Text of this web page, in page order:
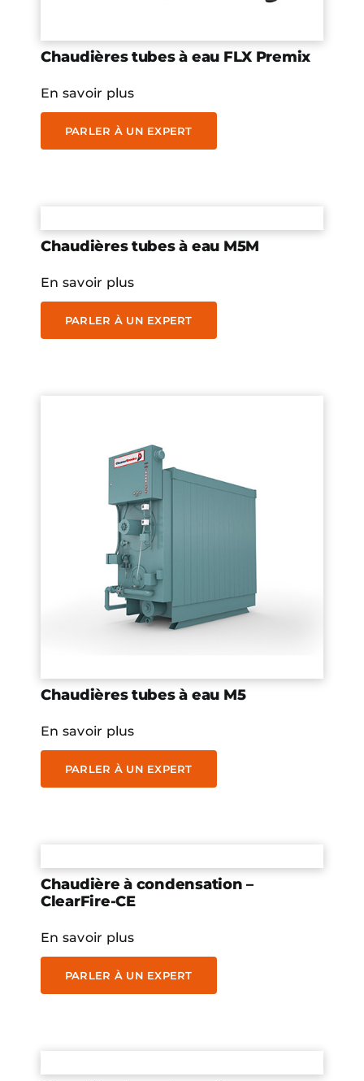
Chaudières tubes à eau FLX Premix
En savoir plus
PARLER À UN EXPERT
Chaudières tubes à eau M5M
En savoir plus
PARLER À UN EXPERT
Chaudières tubes à eau M5
En savoir plus
PARLER À UN EXPERT
Chaudière à condensation –
ClearFire-CE
En savoir plus
PARLER À UN EXPERT